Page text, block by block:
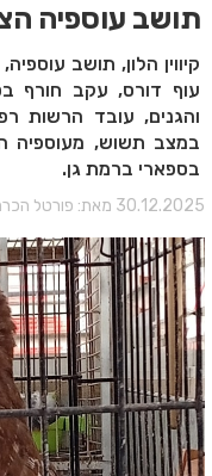
תושב עוספיה
קיווין הלון, תושב
עוף דורס, עקב חורף
והגנים, עובד הרשות
במצב תשוש, מעוספיה
בספארי ברמת גן.
מאת: פורטל